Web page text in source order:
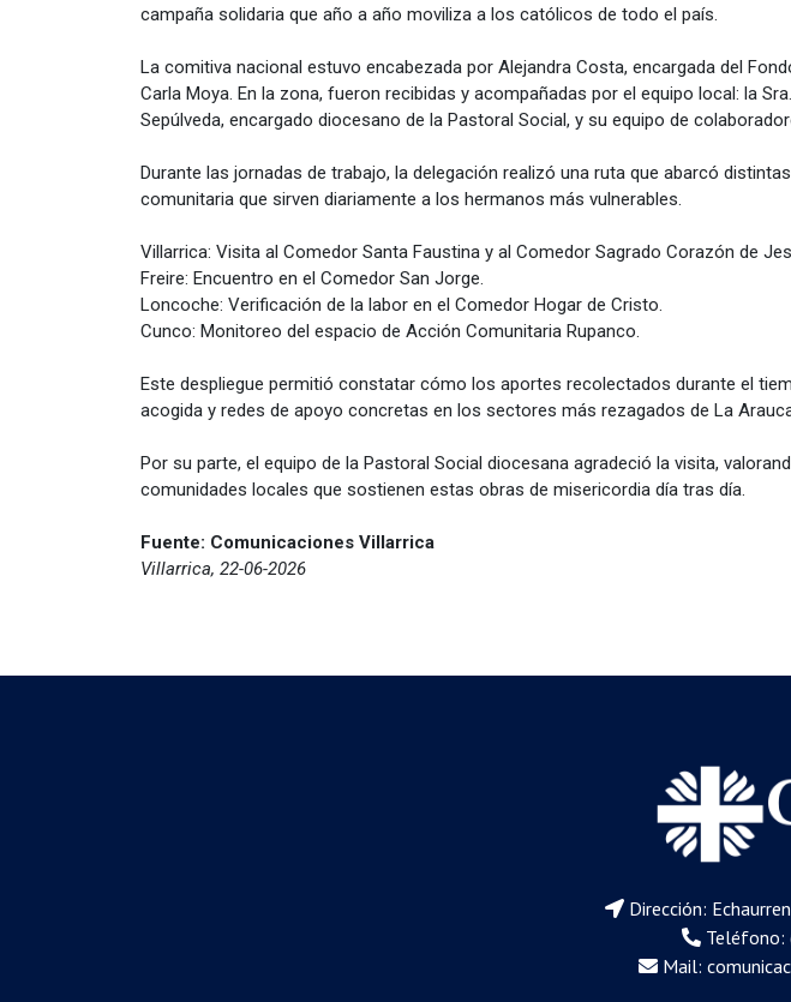
campaña solidaria que año a año moviliza a los católicos de todo el país.
La comitiva nacional estuvo encabezada por Alejandra Costa, encargada del
Carla Moya. En la zona, fueron recibidas y acompañadas por el equipo local: la
Sepúlveda, encargado diocesano de la Pastoral Social, y su equipo de
Durante las jornadas de trabajo, la delegación realizó una ruta que abarcó
comunitaria que sirven diariamente a los hermanos más vulnerables.
Villarrica: Visita al Comedor Santa Faustina y al Comedor Sagrado Corazón de
Freire: Encuentro en el Comedor San Jorge.
Loncoche: Verificación de la labor en el Comedor Hogar de Cristo.
Cunco: Monitoreo del espacio de Acción Comunitaria Rupanco.
Este despliegue permitió constatar cómo los aportes recolectados durante el
acogida y redes de apoyo concretas en los sectores más rezagados de La
Por su parte, el equipo de la Pastoral Social diocesana agradeció la visita,
comunidades locales que sostienen estas obras de misericordia día tras día.
Fuente: Comunicaciones Villarrica
Villarrica, 22-06-2026
Dirección:
Teléfono:
Mail: